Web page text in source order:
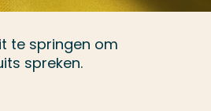
te springen om
spreken.